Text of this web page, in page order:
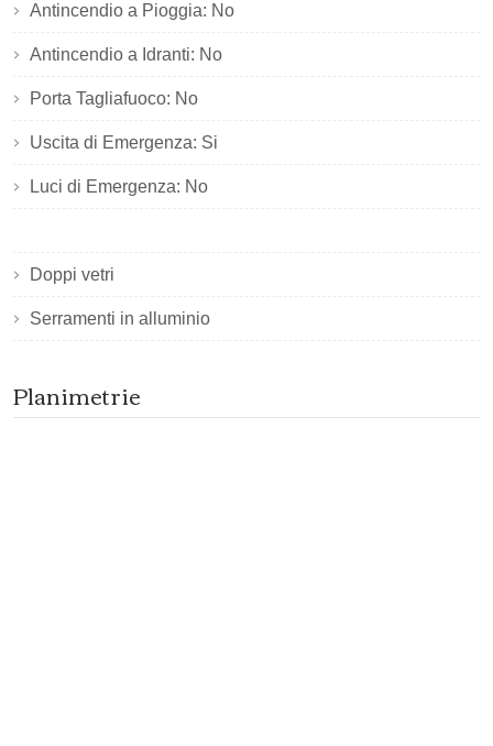
Antincendio a Pioggia: No
Antincendio a Idranti: No
Porta Tagliafuoco: No
Uscita di Emergenza: Si
Luci di Emergenza: No
Doppi vetri
Serramenti in alluminio
Planimetrie